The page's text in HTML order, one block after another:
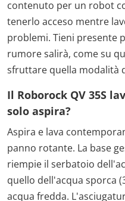
contenuto per un robot
tenerlo acceso mentre
problemi. Tieni presente
rumore salirà, come su
sfruttare quella modalità
Il Roborock QV 35S
solo aspira?
Aspira e lava
panno rotante. La base
riempie il serbatoio
quello dell'acqua sporca
acqua fredda.